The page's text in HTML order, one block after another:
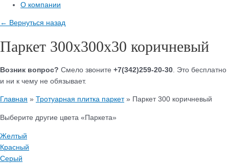
О компании
← Вернуться назад
Паркет 300х300х30 коричневый
Возник вопрос? Смело звоните +7(342)259-20-30 . Это бесплатно
и ни к чему не обязывает.
Главная » Тротуарная плитка паркет» Паркет 300 коричневый
Выберите другие цвета «Паркета»
Желтый
Красный
Серый